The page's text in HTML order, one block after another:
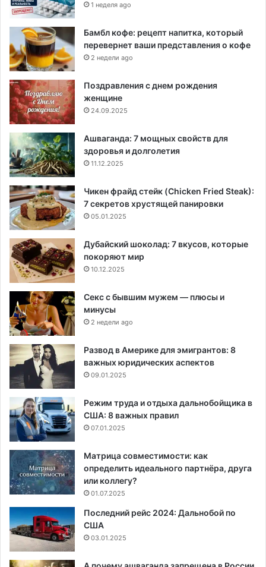
1 неделя ago
Бамбл кофе: рецепт напитка, который
перевернет ваши представления о кофе
2 недели ago
Поздравления с днем рождения
женщине
24.09.2025
Ашваганда: 7 мощных свойств для
здоровья и долголетия
11.12.2025
Чикен фрайд стейк (Chicken Fried Steak):
7 секретов хрустящей панировки
05.01.2025
Дубайский шоколад: 7 вкусов, которые
покоряют мир
10.12.2025
Секс с бывшим мужем — плюсы и
минусы
2 недели ago
Развод в Америке для эмигрантов: 8
важных юридических аспектов
09.01.2025
Режим труда и отдыха дальнобойщика в
США: 8 важных правил
07.01.2025
Матрица совместимости: как
определить идеального партнёра, друга
или коллегу?
01.07.2025
Последний рейс 2024: Дальнобой по
США
03.01.2025